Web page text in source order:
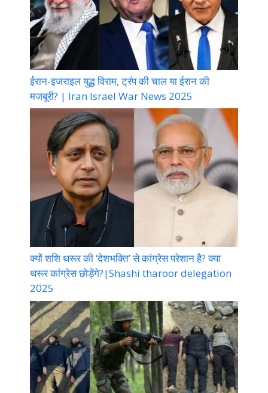
ईरान-इजराइल युद्ध विराम, ट्रंप की चाल या ईरान की
मजबूरी? | Iran Israel War News 2025
क्यों शशि थरूर की ‘देशभक्ति’ से कांग्रेस परेशान है? क्या
थरूर कांग्रेस छोड़ेंगे?|Shashi tharoor delegation
2025